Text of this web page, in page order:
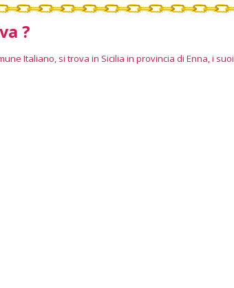
?
Italiano, si trova in Sicilia in provincia di Enna, i